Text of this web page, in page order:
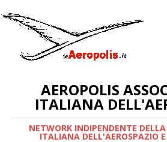
AEROPOLIS
ITALIANA
NETWORK INDIPENDENTE
ITALIANA DELL'AEROSPAZIO